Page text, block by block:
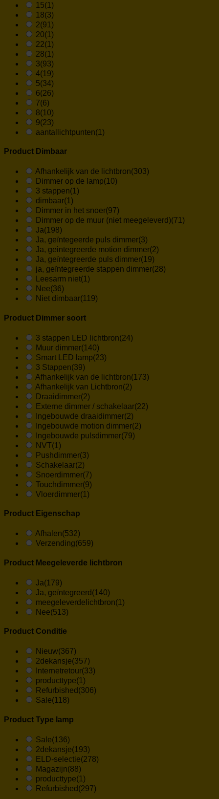
15(1)
18(3)
2(91)
20(1)
22(1)
28(1)
3(93)
4(19)
5(34)
6(26)
7(6)
8(10)
9(23)
aantallichtpunten(1)
Product Dimbaar
Afhankelijk van de lichtbron(303)
Dimmer op de lamp(10)
3 stappen(1)
dimbaar(1)
Dimmer in het snoer(97)
Dimmer op de muur (niet meegeleverd)(71)
Ja(198)
Ja, geïntegeerde puls dimmer(3)
Ja, geintegreerde motion dimmer(2)
Ja, geïntegreerde puls dimmer(19)
ja, geïntegreerde stappen dimmer(28)
Leesarm niet(1)
Nee(36)
Niet dimbaar(119)
Product Dimmer soort
3 stappen LED lichtbron(24)
Muur dimmer(140)
Smart LED lamp(23)
3 Stappen(39)
Afhankelijk van de lichtbron(173)
Afhankelijk van Lichtbron(2)
Draaidimmer(2)
Externe dimmer / schakelaar(22)
Ingebouwde draaidimmer(2)
Ingebouwde motion dimmer(2)
Ingebouwde pulsdimmer(79)
NVT(1)
Pushdimmer(3)
Schakelaar(2)
Snoerdimmer(7)
Touchdimmer(9)
Vloerdimmer(1)
Product Eigenschap
Afhalen(532)
Verzending(659)
Product Meegeleverde lichtbron
Ja(179)
Ja, geïntegreerd (140)
meegeleverdelichtbron(1)
Nee(513)
Product Conditie
Nieuw(367)
2dekansje(357)
Internetretour(33)
producttype(1)
Refurbished(306)
Sale(118)
Product Type lamp
Sale(136)
2dekansje(193)
ELD-selectie(278)
Magazijn(88)
producttype(1)
Refurbished (297)